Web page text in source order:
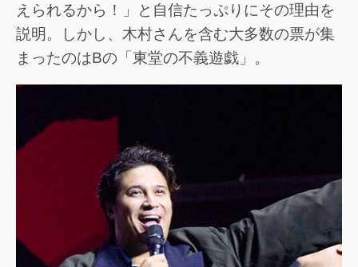
えられるから！」と自信たっぷりにその理由を
説明。しかし、木村さんを含む大多数の票が集
まったのはBの「東堂の不義遊戯」。